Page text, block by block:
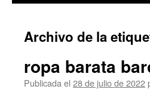
contenido
Archivo de la
ropa barata
Publicada el 28 de julio de 2022